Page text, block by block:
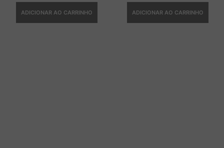
ADICIONAR AO CARRINHO ADICIONAR AO CARRINHO